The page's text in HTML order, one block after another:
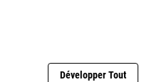
Développer Tout